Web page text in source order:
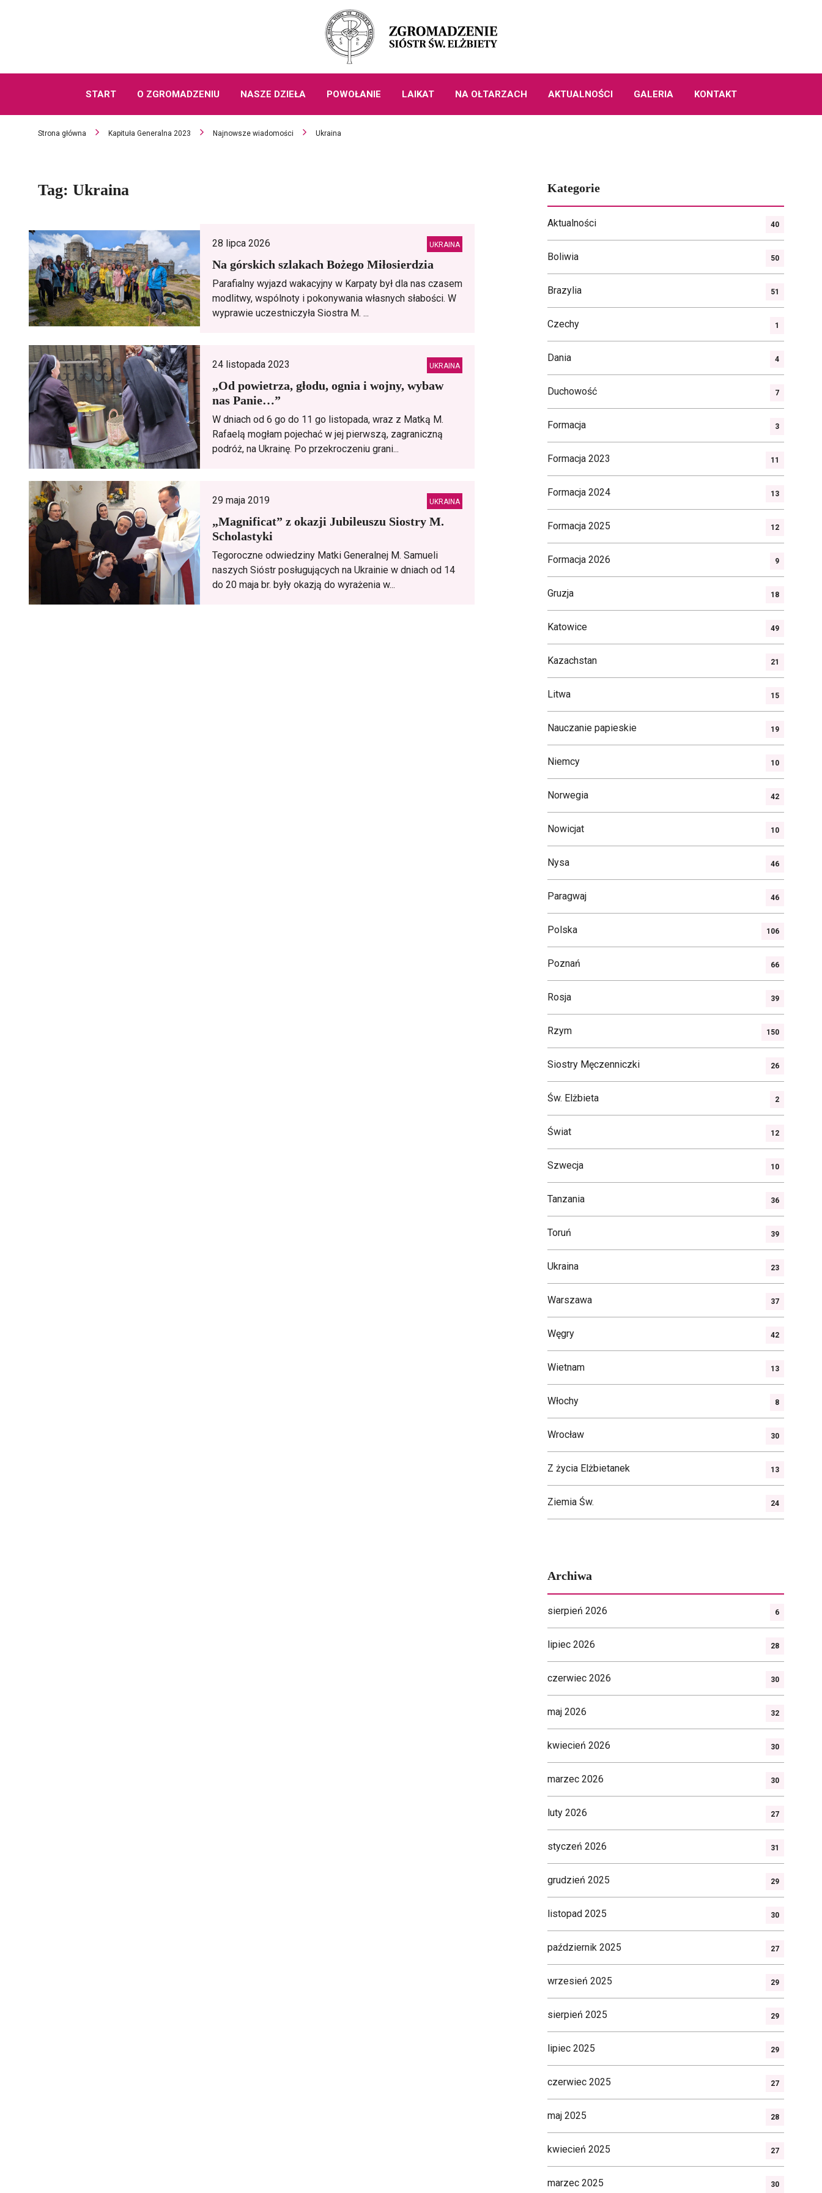
START O ZGROMADZENIU NASZE DZIEŁA POWOŁANIE LAIKAT NA OŁTARZACH AKTUALNOŚCI GALERIA KONTAKT
Strona główna Kapituła Generalna 2023 Najnowsze wiadomości Ukraina
Tag: Ukraina
28 lipca 2026 UKRAINA
Na górskich szlakach Bożego Miłosierdzia
Parafialny wyjazd wakacyjny w Karpaty był dla nas czasem
modlitwy, wspólnoty i pokonywania własnych słabości. W
wyprawie uczestniczyła Siostra M. ...
24 listopada 2023 UKRAINA
„Od powietrza, głodu, ognia i wojny, wybaw
nas Panie…”
W dniach od 6 go do 11 go listopada, wraz z Matką M.
Rafaelą mogłam pojechać w jej pierwszą, zagraniczną
podróż, na Ukrainę. Po przekroczeniu grani...
29 maja 2019 UKRAINA
„Magnificat” z okazji Jubileuszu Siostry M.
Scholastyki
Tegoroczne odwiedziny Matki Generalnej M. Samueli
naszych Sióstr posługujących na Ukrainie w dniach od 14
do 20 maja br. były okazją do wyrażenia w...
Kategorie
Aktualności 40
Boliwia 50
Brazylia 51
Czechy 1
Dania 4
Duchowość 7
Formacja 3
Formacja 2023 11
Formacja 2024 13
Formacja 2025 12
Formacja 2026 9
Gruzja 18
Katowice 49
Kazachstan 21
Litwa 15
Nauczanie papieskie 19
Niemcy 10
Norwegia 42
Nowicjat 10
Nysa 46
Paragwaj 46
Polska 106
Poznań 66
Rosja 39
Rzym 150
Siostry Męczenniczki 26
Św. Elżbieta 2
Świat 12
Szwecja 10
Tanzania 36
Toruń 39
Ukraina 23
Warszawa 37
Węgry 42
Wietnam 13
Włochy 8
Wrocław 30
Z życia Elżbietanek 13
Ziemia Św. 24
Archiwa
sierpień 2026 6
lipiec 2026 28
czerwiec 2026 30
maj 2026 32
kwiecień 2026 30
marzec 2026 30
luty 2026 27
styczeń 2026 31
grudzień 2025 29
listopad 2025 30
październik 2025 27
wrzesień 2025 29
sierpień 2025 29
lipiec 2025 29
czerwiec 2025 27
maj 2025 28
kwiecień 2025 27
marzec 2025 30